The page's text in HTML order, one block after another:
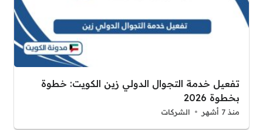
تفعيل خدمة التجوال الدولي زين الكويت: خطوة
بخطوة 2026
منذ 7 أشهر الشركات